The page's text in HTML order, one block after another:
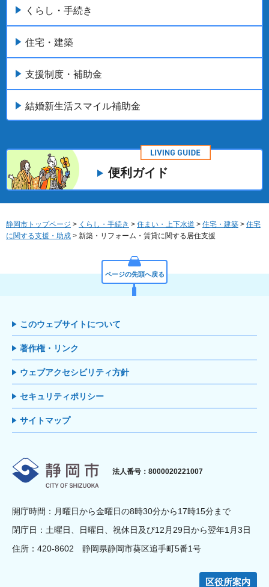
くらし・手続き
住宅・建築
支援制度・補助金
結婚新生活スマイル補助金
便利ガイド
静岡市トップページ > くらし・手続き > 住まい・上下水道 > 住宅・建築 > 住宅
に関する支援・助成 > 新築・リフォーム・賃貸に関する居住支援
ページの先頭へ戻る
このウェブサイトについて
著作権・リンク
ウェブアクセシビリティ方針
セキュリティポリシー
サイトマップ
静岡市
法人番号：8000020221007
開庁時間：月曜日から金曜日の8時30分から17時15分まで
閉庁日：土曜日、日曜日、祝休日及び12月29日から翌年1月3日
住所：420-8602 静岡県静岡市葵区追手町5番1号
区役所案内